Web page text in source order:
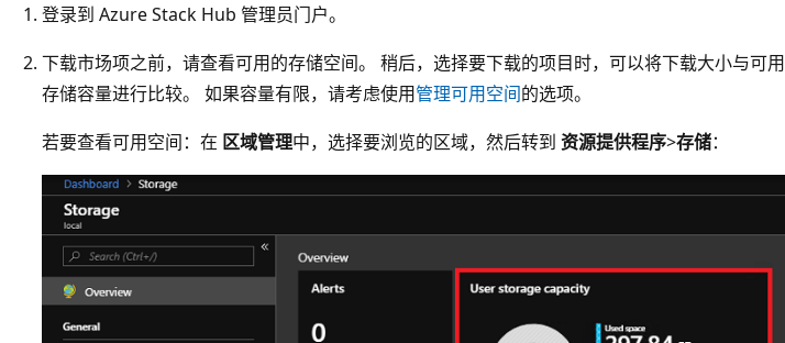
登录到 Azure Stack Hub 管理员门户。
下载市场项之前，请查看可用的存储空间。 稍后，选择要下载的项目时，可以将下载大小与可用
存储容量进行比较。 如果容量有限，请考虑使用管理可用空间的选项。
若要查看可用空间：在 区域管理中，选择要浏览的区域，然后转到 资源提供程序>存储：